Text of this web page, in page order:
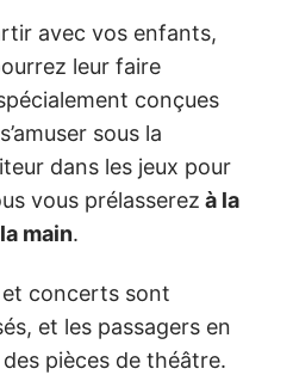
avec vos enfants,
leur faire
conçues
sous la
dans les jeux pour
vous prélasserez à la
main.
concerts sont
et les passagers en
pièces de théâtre.